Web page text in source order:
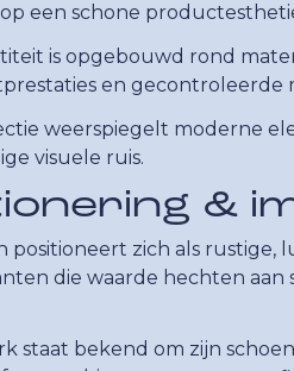
een schone
is opgebouwd rond
en gecontroleerde
weerspiegelt moderne
visuele ruis.
&
positioneert zich als rustige,
die waarde hechten aan
staat bekend om zijn